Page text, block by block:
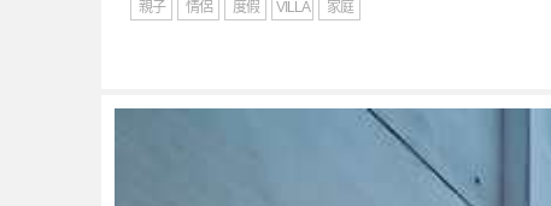
親子 情侶 度假 VILLA 家庭